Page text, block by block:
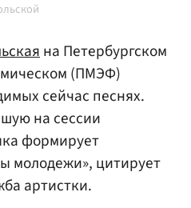
на Петербургском
(ПМЭФ)
сейчас песнях.
на сессии
формирует
молодежи», цитирует
артистки.